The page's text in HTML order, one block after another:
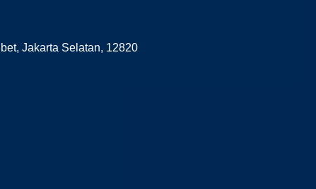
Jakarta Selatan, 12820